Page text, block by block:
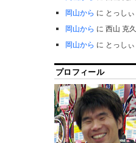
岡山から に とっしぃ
岡山から に西山 克久
岡山から に とっしぃ
プロフィール